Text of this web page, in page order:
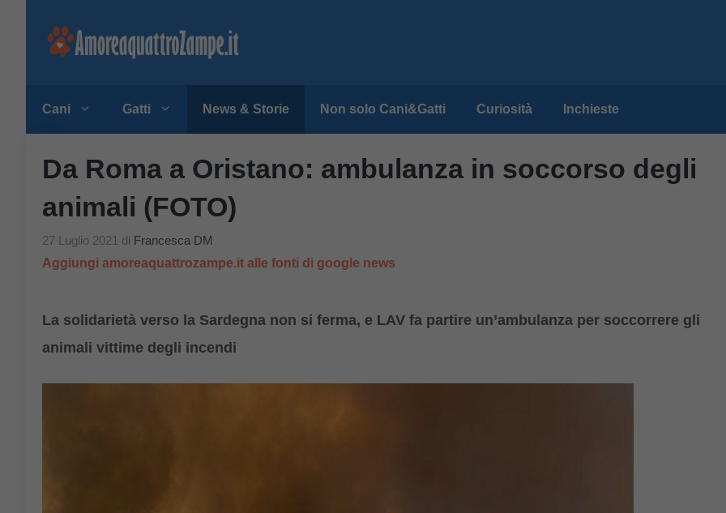
Cani Gatti News & Storie Non solo Cani&Gatti Curiosità Inchieste
Da Roma a Oristano: ambulanza in soccorso degli
animali (FOTO)
27 Luglio 2021 di Francesca DM
Aggiungi amoreaquattrozampe.it alle fonti di google news
La solidarietà verso la Sardegna non si ferma, e LAV fa partire un’ambulanza per soccorrere gli
animali vittime degli incendi